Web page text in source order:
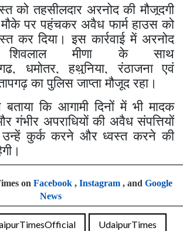
को तहसीलदार अरनोद की मौजूदगी
पर पहुंचकर अवैध फार्म हाउस को
कर दिया। इस कार्रवाई में अरनोद
शिवलाल मीणा के साथ
धमोतर, हथुनिया, रंठाजना एवं
का पुलिस जाप्ता मौजूद रहा।
कि आगामी दिनों में भी मादक
गंभीर अपराधियों की अवैध संपत्तियों
उन्हें कुर्क करने और ध्वस्त करने की
on Facebook, Instagram, and Google
News
UdaipurTimes